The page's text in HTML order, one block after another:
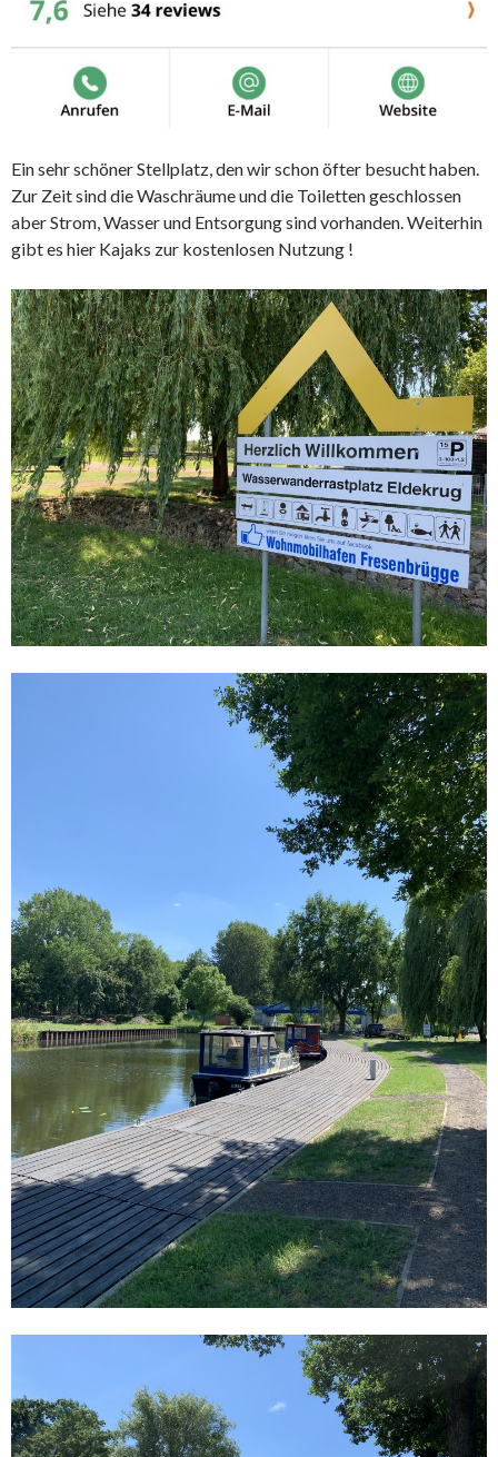
Ein sehr schöner Stellplatz, den wir schon öfter besucht haben.
Zur Zeit sind die Waschräume und die Toiletten geschlossen
aber Strom, Wasser und Entsorgung sind vorhanden. Weiterhin
gibt es hier Kajaks zur kostenlosen Nutzung !